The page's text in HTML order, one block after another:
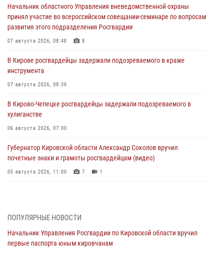
Начальник областного Управления вневедомственной охраны
принял участие во всероссийском совещании-семинаре по вопросам
развития этого подразделения Росгвардии
07 августа 2026, 08:48 8
В Кирове росгвардейцы задержали подозреваемого в краже
инструмента
07 августа 2026, 08:39
В Кирово-Чепецке росгвардейцы задержали подозреваемого в
хулиганстве
06 августа 2026, 07:00
Губернатор Кировской области Александр Соколов вручил
почетные знаки и грамоты росгвардейцам (видео)
05 августа 2026, 11:00 7 1
04 августа 2026, 09:30
В Кирове росгвардейцы задержали подозреваемого в грабеже
03 августа 2026, 09:01
ПОПУЛЯРНЫЕ НОВОСТИ
Начальник Управления Росгвардии по Кировской области вручил
первые паспорта юным кировчанам